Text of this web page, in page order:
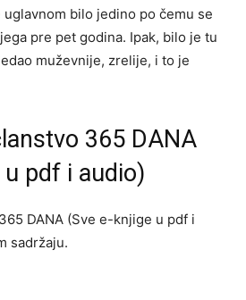
bilo jedino po čemu se
pre pet godina. Ipak, bilo je tu
muževnije, zrelije, i to je
365 DANA
u pdf i audio)
DANA (Sve e-knjige u pdf i
sadržaju.